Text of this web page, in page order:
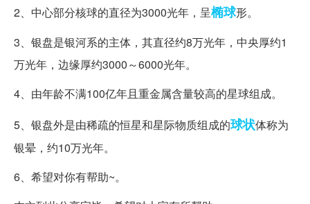
2、中心部分核球的直径为3000光年，呈椭球形。
3、银盘是银河系的主体，其直径约8万光年，中央厚约1
万光年，边缘厚约3000～6000光年。
4、由年龄不满100亿年且重金属含量较高的星球组成。
5、银盘外是由稀疏的恒星和星际物质组成的球状体称为
银晕，约10万光年。
6、希望对你有帮助~。